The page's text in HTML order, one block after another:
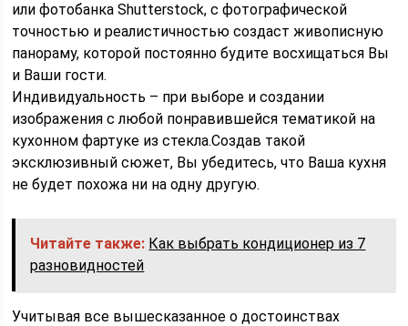
или фотобанка Shutterstock, с фотографической
точностью и реалистичностью создаст живописную
панораму, которой постоянно будите восхищаться Вы
и Ваши гости.
Индивидуальность – при выборе и создании
изображения с любой понравившейся тематикой на
кухонном фартуке из стекла.Создав такой
эксклюзивный сюжет, Вы убедитесь, что Ваша кухня
не будет похожа ни на одну другую.
Читайте также: Как выбрать кондиционер из 7
разновидностей
Учитывая все вышесказанное о достоинствах